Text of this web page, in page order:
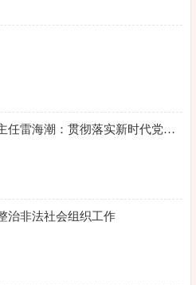
国家卫生健康委党组书记、主任雷海潮：贯彻落实新时代党的卫生与健康工作方针 奋力谱写健康中国建设新篇章
治非法社会组织工作